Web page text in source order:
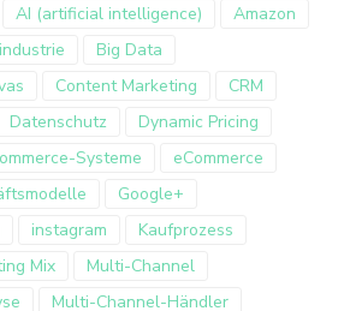
AI (artificial intelligence)
Amazon
Big Data
Content Marketing
CRM
Datenschutz
Dynamic Pricing
Systeme
eCommerce
Google+
instagram
Kaufprozess
Mix
Multi-Channel
Multi-Channel-Händler